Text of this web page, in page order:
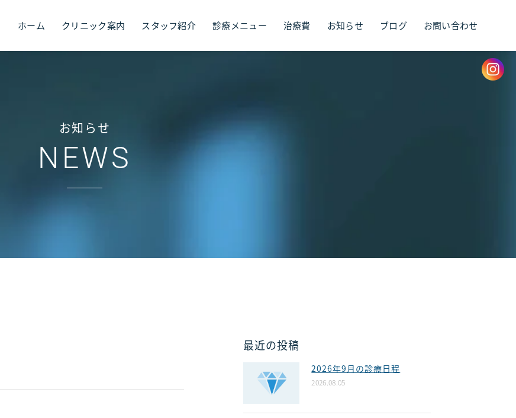
ホーム クリニック案内 スタッフ紹介 診療メニュー 治療費 お知らせ ブログ お問い合わせ
お知らせ
NEWS
最近の投稿
2026年9月の診療日程
2026.08.05